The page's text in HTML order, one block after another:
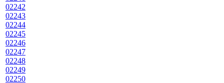
02242
02243
02244
02245
02246
02247
02248
02249
02250